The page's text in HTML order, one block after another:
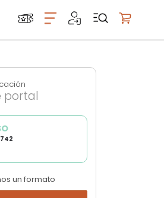
portal
un formato